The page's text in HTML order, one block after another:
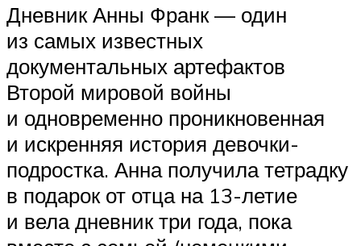
Дневник Анны Франк — один
из самых известных
документальных артефактов
Второй мировой войны
и одновременно проникновенная
и искренняя история девочки-
подростка. Анна получила тетрадку
в подарок от отца на 13-летие
и вела дневник три года, пока